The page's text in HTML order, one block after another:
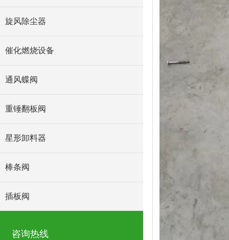
旋风除尘器
催化燃烧设备
通风蝶阀
重锤翻板阀
星形卸料器
棒条阀
插板阀
咨询热线